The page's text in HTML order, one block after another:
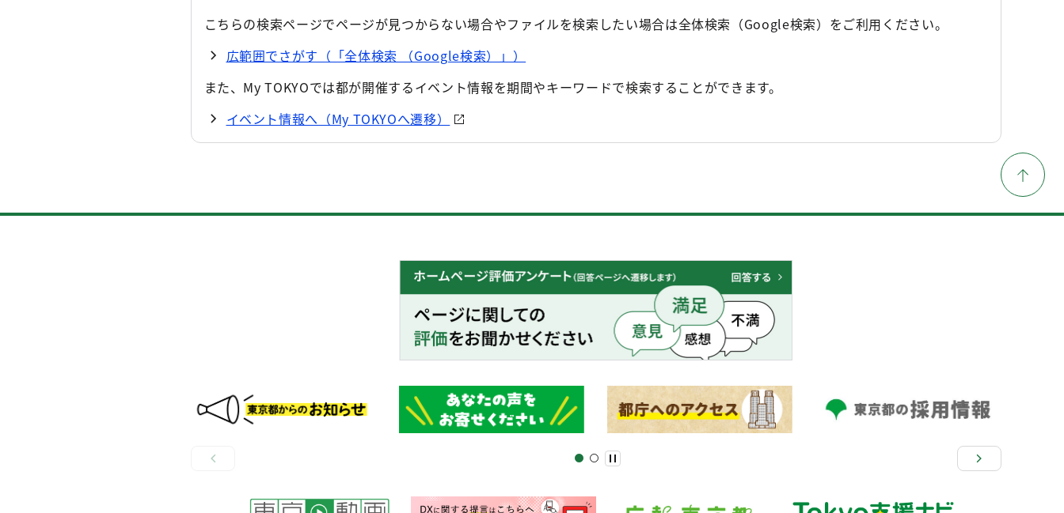
こちらの検索ページでページが見つからない場合やファイルを検索したい場合は全体検索（Google検索）をご利用ください。
広範囲でさがす（「全体検索 （Google検索）」）
また、My TOKYOでは都が開催するイベント情報を期間やキーワードで検索することができます。
イベント情報へ（My TOKYOへ遷移）